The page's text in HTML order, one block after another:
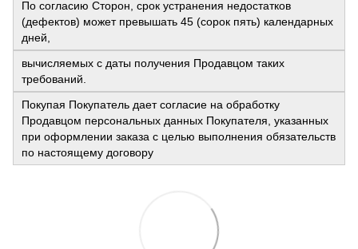
По согласию Сторон, срок устранения недостатков
(дефектов) может превышать 45 (сорок пять) календарных
дней,
вычисляемых с даты получения Продавцом таких
требований.
Покупая Покупатель дает согласие на обработку
Продавцом персональных данных Покупателя, указанных
при оформлении заказа с целью выполнения обязательств
по настоящему договору